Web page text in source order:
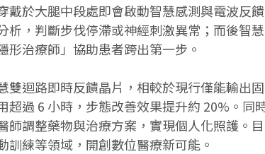
戴於大腿中段處即會啟動智慧感測與電波反
析，判斷步伐停滯或神經刺激異常；而後智
形治療師」協助患者跨出第一步。
雙迴路即時反饋晶片，相較於現行僅能輸出
超過 6 小時，步態改善效果提升約 20%。
師調整藥物與治療方案，實現個人化照護。
訓練等領域，開創數位醫療新可能。